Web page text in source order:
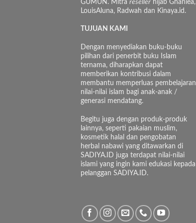
GUMUN. Mitra reseller hijab Ghaniea,
LouisAluna, Radwah dan Kinaya.id.
TUJUAN KAMI
Dengan menyediakan buku-buku
pilihan dari penerbit buku Islam
ternama, diharapkan dapat
memberikan kontribusi dalam
membantu memperluas pembelajaran
nilai-nilai islam bagi anak-anak /
generasi mendatang.
Begitu juga dengan produk-produk
lainnya, seperti pakaian muslim,
kosmetik halal dan pengobatan
herbal nabawi yang ditawarkan di
SADIYA.ID juga terdapat nilai-nilai
islami yang ingin kami edukasi kepada
pelanggan SADIYA.ID.